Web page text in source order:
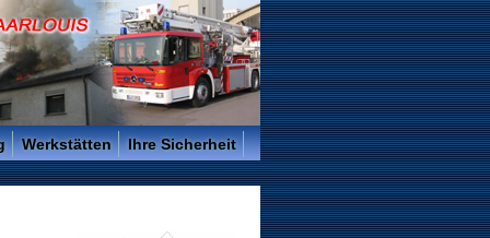
Werkstätten Ihre Sicherheit